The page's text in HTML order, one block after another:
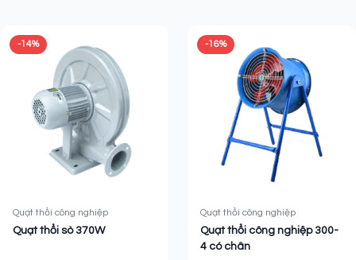
-14%
Quạt thổi công nghiệp
Quạt thổi sò 370W
-16%
Quạt thổi công nghiệp
Quạt thổi công nghiệp 300-
4 có chân